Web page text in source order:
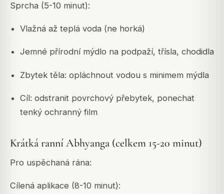
Sprcha (5-10 minut):
Vlažná až teplá voda (ne horká)
Jemné přírodní mýdlo na podpaží, třísla, chodidla
Zbytek těla: opláchnout vodou s minimem mýdla
Cíl: odstranit povrchový přebytek, ponechat
tenký ochranný film
Krátká ranní Abhyanga (celkem 15-20 minut)
Pro uspěchaná rána:
Cílená aplikace (8-10 minut):